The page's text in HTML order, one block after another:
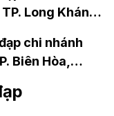
Long Khánh,
chi nhánh
Biên Hòa,